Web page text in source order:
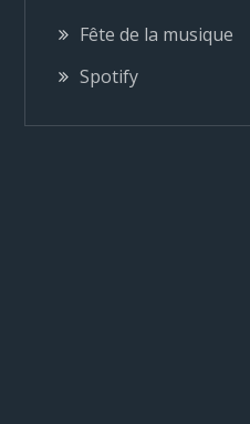
n
d
e
Fête de la musique
Spotify